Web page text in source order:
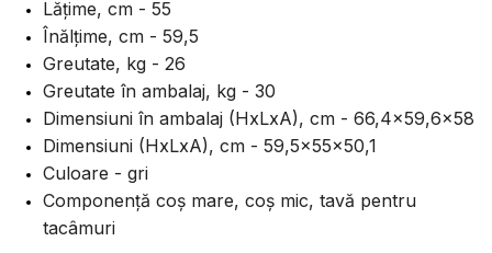
Lățime, cm - 55
Înălțime, cm - 59,5
Greutate, kg - 26
Greutate în ambalaj, kg - 30
Dimensiuni în ambalaj (HxLxA), cm - 66,4x59,6x58
Dimensiuni (HxLxA), cm - 59,5x55x50,1
Culoare - gri
Componență coș mare, coș mic, tavă pentru
tacâmuri